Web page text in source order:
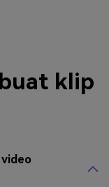
klip
video